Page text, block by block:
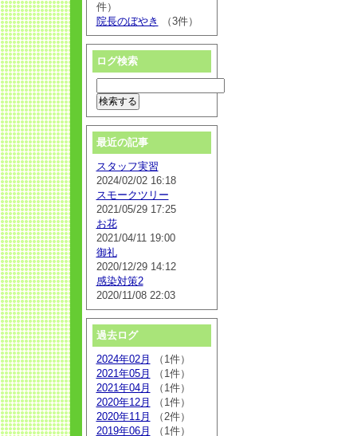
件）
院長のぼやき
（3件）
ログ検索
最近の記事
スタッフ実習
2024/02/02 16:18
スモークツリー
2021/05/29 17:25
お花
2021/04/11 19:00
御礼
2020/12/29 14:12
感染対策2
2020/11/08 22:03
過去ログ
2024年02月
（1件）
2021年05月
（1件）
2021年04月
（1件）
2020年12月
（1件）
2020年11月
（2件）
2019年06月
（1件）